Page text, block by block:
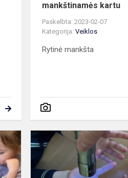
mankštinamės kartu
Paskelbta: 2023-02-07
Kategorija:Veiklos
Rytinė mankšta
Sveikatos
pamokėlė